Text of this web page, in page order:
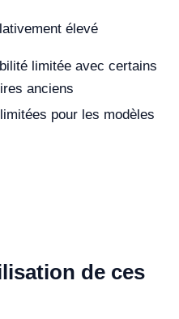
élevé
limitée avec certains
anciens
pour les modèles
de ces